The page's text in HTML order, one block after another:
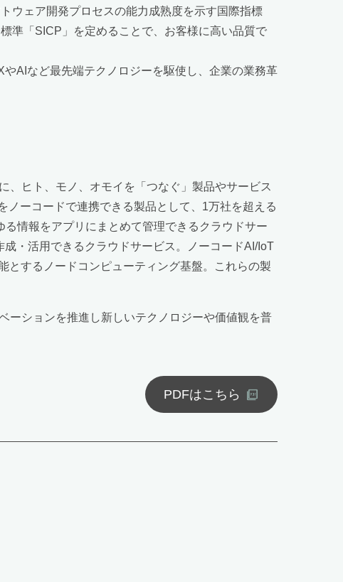
ウェア開発プロセスの能力成熟度を示す国際指標
準「SICP」を定めることで、お客様に高い品質で
AIなど最先端テクノロジーを駆使し、企業の業務革
、ヒト、モノ、オモイを「つなぐ」製品やサービス
ーコードで連携できる製品として、1万社を超える
情報をアプリにまとめて管理できるクラウドサー
・活用できるクラウドサービス。ノーコードAI/IoT
とするノードコンピューティング基盤。これらの製
ーションを推進し新しいテクノロジーや価値観を普
PDFはこちら